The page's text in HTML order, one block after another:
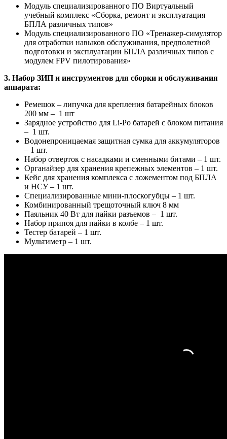
Модуль специализированного ПО Виртуальный
учебный комплекс «Сборка, ремонт и эксплуатация
БПЛА различных типов»
Модуль специализированного ПО «Тренажер-симулятор
для отработки навыков обслуживания, предполетной
подготовки и эксплуатации БПЛА различных типов с
модулем FPV пилотирования»
3. Набор ЗИП и инструментов для сборки и обслуживания
аппарата:
Ремешок – липучка для крепления батарейных блоков
200 мм – 1 шт
Зарядное устройство для Li-Po батарей с блоком питания
– 1 шт.
Водонепроницаемая защитная сумка для аккумуляторов
– 1 шт.
Набор отверток с насадками и сменными битами – 1 шт.
Органайзер для хранения крепежных элементов – 1 шт.
Кейс для хранения комплекса с ложементом под БПЛА
и НСУ – 1 шт.
Специализированные мини-плоскогубцы – 1 шт.
Комбинированный трещоточный ключ 8 мм
Паяльник 40 Вт для пайки разъемов – 1 шт.
Набор припоя для пайки в колбе – 1 шт.
Тестер батарей – 1 шт.
Мультиметр – 1 шт.